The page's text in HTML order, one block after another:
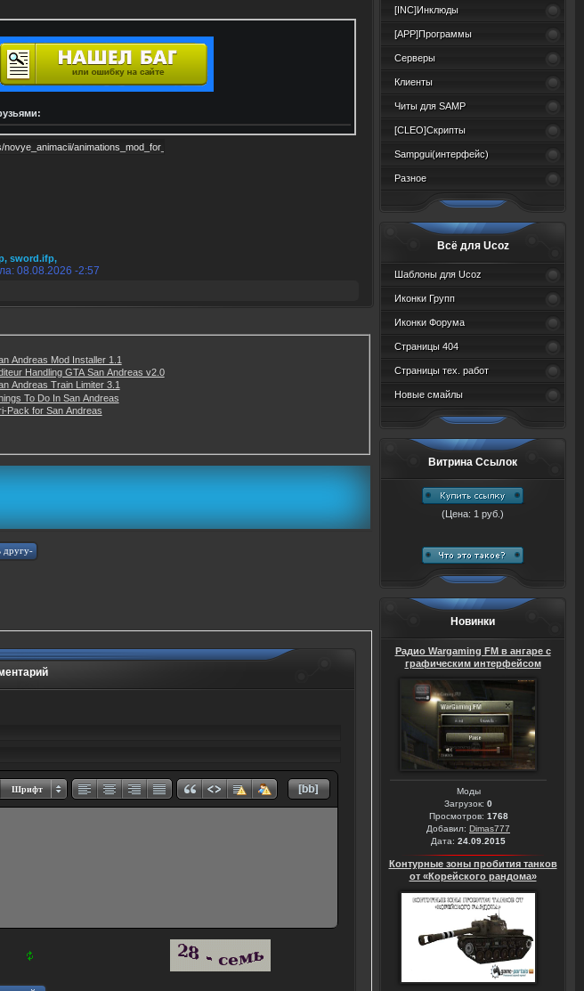
[INC]Инклюды
[APP]Программы
Серверы
Клиенты
Читы для SAMP
[CLEO]Скрипты
Sampgui(интерфейс)
Разное
Всё для Ucoz
Шаблоны для Ucoz
Иконки Групп
Иконки Форума
Страницы 404
Страницы тех. работ
Новые смайлы
Витрина Ссылок
(Цена: 1 руб.)
Новинки
Радио Wargaming FM в ангаре с
графическим интерфейсом
Моды
Загрузок: 0
Просмотров: 1768
Добавил: Dimas777
Дата: 24.09.2015
Контурные зоны пробития танков
от «Корейского рандома»
sword.ifp,
08.08.2026 -2:57
Andreas Mod Installer 1.1
Handling GTA San Andreas v2.0
Andreas Train Limiter 3.1
To Do In San Andreas
Pack for San Andreas
Шрифт